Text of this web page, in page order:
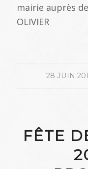
mairie auprès
OLIVIER
28 JUIN
/
FÊTE